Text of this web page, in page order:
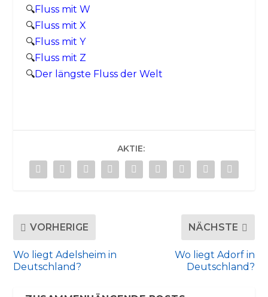
🔍Fluss mit W
🔍Fluss mit X
🔍Fluss mit Y
🔍Fluss mit Z
🔍Der längste Fluss der Welt
AKTIE:
VORHERIGE
Wo liegt Adelsheim in
Deutschland?
NÄCHSTE
Wo liegt Adorf in
Deutschland?